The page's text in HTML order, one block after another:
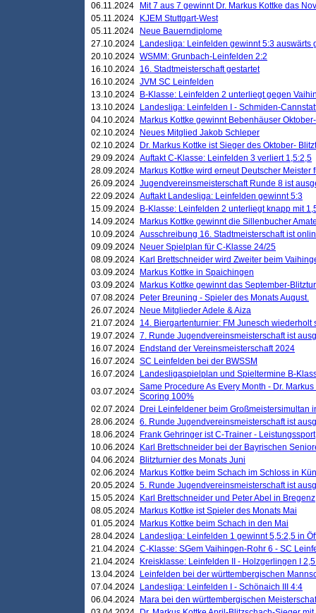
06.11.2024
Mit 7 aus 7 gewinnt Dr. Markus Kottke das
05.11.2024
KJEM Stuttgart-West
05.11.2024
Neue Bauerndiplome
27.10.2024
Landesliga: Leinfelden gewinnt 5:3 auswärts
20.10.2024 WSMM: Grunbach-Leinfelden 2:2
16.10.2024 16. Stadtmeisterschaft gestartet
16.10.2024 JVM SC Leinfelden
13.10.2024
B-Klasse: Leinfelden 2 unterliegt gegen
13.10.2024
Landesliga: Leinfelden I - Schmiden-
04.10.2024
Markus Kottke gewinnt Bebenhäuser
02.10.2024
Neues Mitglied Jakob Schleper
02.10.2024
Dr. Markus Kottke ist Sieger des Oktober-
29.09.2024 Auftakt C-Klasse: Leinfelden 3 verliert 1,5:2,5
28.09.2024
Markus Kottke wird erneut Deutscher Meister
26.09.2024 Jugendvereinsmeisterschaft Runde 8 ist
22.09.2024 Auftakt Landesliga: Leinfelden gewinnt 5:3
15.09.2024
B-Klasse: Leinfelden 2 unterliegt knapp mit
14.09.2024
Markus Kottke gewinnt die Sillenbucher
10.09.2024 Ausschreibung 16. Stadtmeisterschaft ist
09.09.2024
Neuer Spielplan für C-Klasse 24/25
08.09.2024
Karl Brettschneider wird Zweiter beim
03.09.2024
Markus Kottke in Spaichingen
03.09.2024
Markus Kottke gewinnt das September-
07.08.2024
Peter Breuning - Spieler des Monats August.
26.07.2024
Neue Mitglieder Adele & Aiza
21.07.2024 14. Biergartenturnier: FM Junesch wiederholt
19.07.2024 7. Runde Jugendvereinsmeisterschaft ist
16.07.2024
Endstand der Vereinsmeisterschaft 2024
16.07.2024 SC Leinfelden bei der BWSSM
16.07.2024
Landesligaspielplan und Spieltermine B-
03.07.2024 Same Procedure As Every Month - Dr.
Scoring 100%
02.07.2024
Drei Leinfeldener beim Großmeistersimultan
28.06.2024 6. Runde Jugendvereinsmeisterschaft ist
18.06.2024
Frank Gehringer ist C-Trainer - Leistungssport
10.06.2024
Karl Brettschneider bei der Bayrischen
04.06.2024
Blitzturnier des Monats Juni
02.06.2024
Markus Kottke beim Schach im Schloss in
20.05.2024 5. Runde Jugendvereinsmeisterschaft ist
15.05.2024
Karl Brettschneider und Peter Abel in Bregenz
08.05.2024
Markus Kottke ist Spieler des Monats Mai
01.05.2024
Markus Kottke beim Schach in den Mai
28.04.2024
Landesliga: Leinfelden 1 gewinnt 5,5:2,5 in
21.04.2024 C-Klasse: SGem Vaihingen-Rohr 6 - SC
21.04.2024
Kreisklasse: Leinfelden II - Holzgerlingen I
13.04.2024
Leinfelden bei der württembergischen
07.04.2024
Landesliga: Leinfelden I - Schönaich III 4:4
06.04.2024
Mara bei den württembergischen